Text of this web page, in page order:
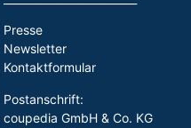
Presse
Newsletter
Kontaktformular
Postanschrift:
coupedia GmbH & Co. KG